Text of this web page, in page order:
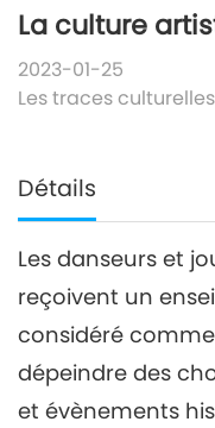
La culture
2023-01-25
Les traces
Détails
Les danseurs et
reçoivent un
considéré
dépeindre des
et évènements